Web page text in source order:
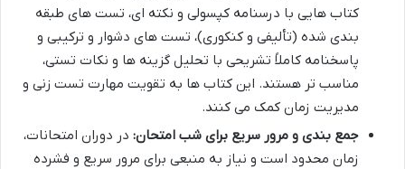
کتاب هایی با درسنامه کپسولی و نکته ای، تست های طبقه
بندی شده (تألیفی و کنکوری)، تست های دشوار و ترکیبی و
پاسخنامه کاملاً تشریحی با تحلیل گزینه ها و نکات تستی،
مناسب تر هستند. این کتاب ها به تقویت مهارت تست زنی و
مدیریت زمان کمک می کنند.
جمع بندی و مرور سریع برای شب امتحان: در دوران امتحانات،
زمان محدود است و نیاز به منبعی برای مرور سریع و فشرده